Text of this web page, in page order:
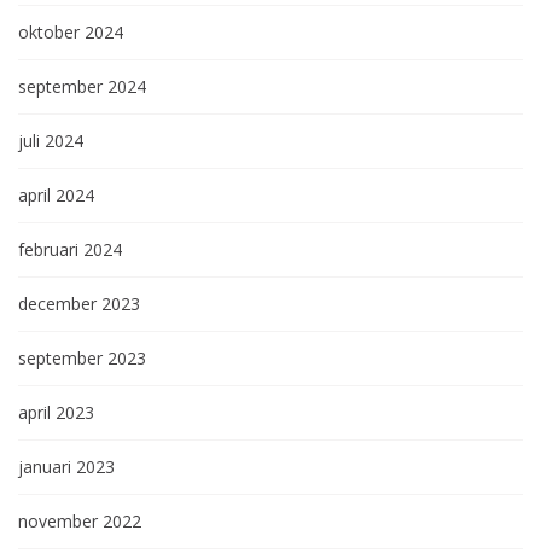
oktober 2024
september 2024
juli 2024
april 2024
februari 2024
december 2023
september 2023
april 2023
januari 2023
november 2022